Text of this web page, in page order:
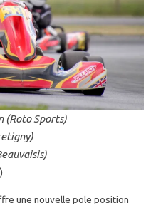
Sports)
)
une nouvelle pole position